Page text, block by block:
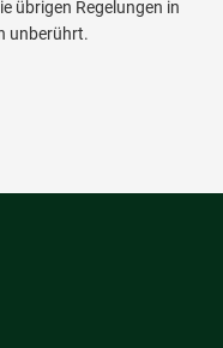
übrigen Regelungen in
unberührt.